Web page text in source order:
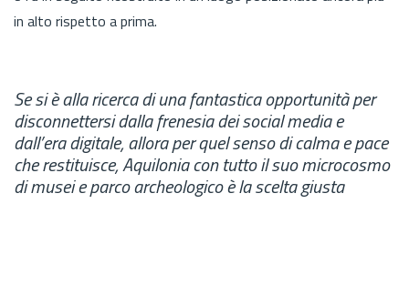
in alto rispetto a prima.
Se si è alla ricerca di una fantastica opportunità per
disconnettersi dalla frenesia dei social media e
dall’era digitale, allora per quel senso di calma e pace
che restituisce, Aquilonia con tutto il suo microcosmo
di musei e parco archeologico è la scelta giusta